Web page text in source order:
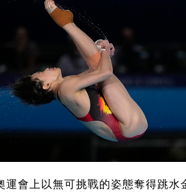
運會上以無可挑戰的姿態奪得跳水